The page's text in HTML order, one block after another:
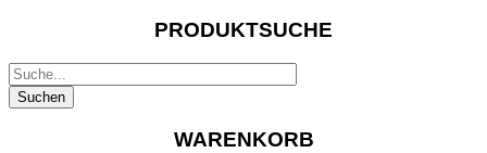
PRODUKTSUCHE
WARENKORB